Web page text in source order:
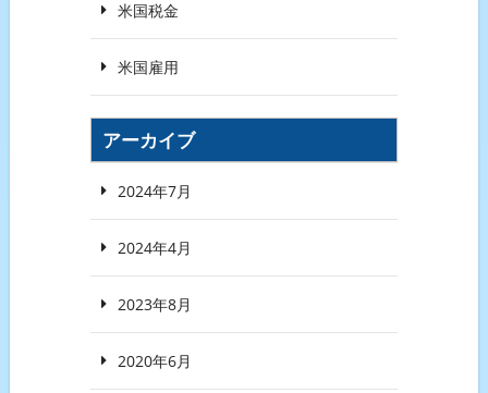
米国税金
米国雇用
アーカイブ
2024年7月
2024年4月
2023年8月
2020年6月